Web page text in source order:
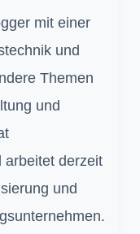
mit einer
und
Themen
und
arbeitet derzeit
und